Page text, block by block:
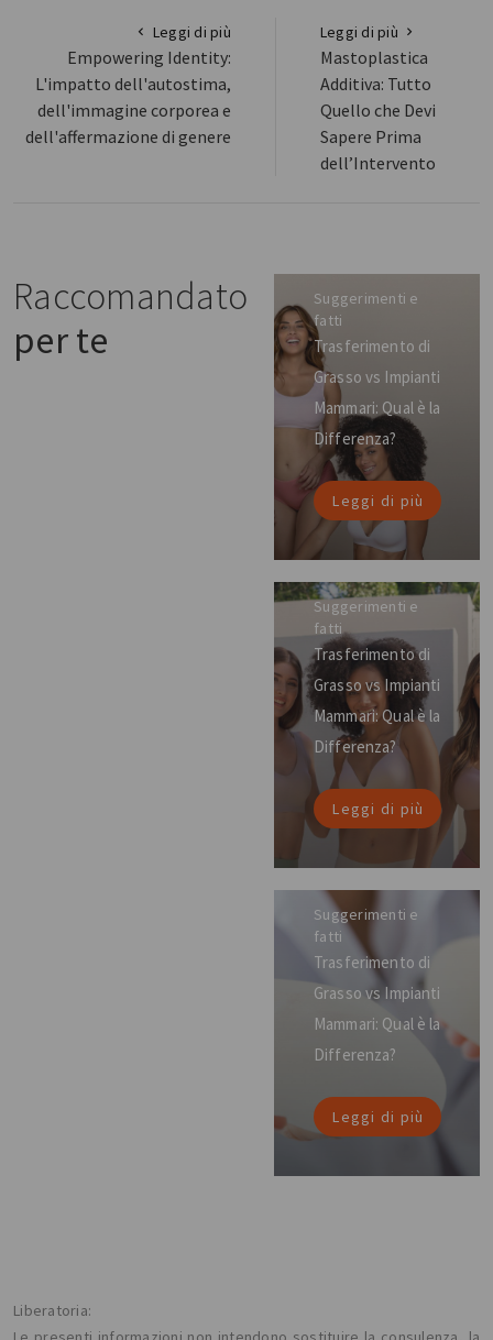
Leggi di più
Empowering Identity:
L'impatto dell'autostima,
dell'immagine corporea e
dell'affermazione di genere
Leggi di più
Mastoplastica
Additiva: Tutto
Quello che Devi
Sapere Prima
dell’Intervento
Raccomandato
per te
Suggerimenti e
fatti
Trasferimento di
Grasso vs Impianti
Mammari: Qual è la
Differenza?
Leggi di più
Suggerimenti e
fatti
Trasferimento di
Grasso vs Impianti
Mammari: Qual è la
Differenza?
Leggi di più
Suggerimenti e
fatti
Trasferimento di
Grasso vs Impianti
Mammari: Qual è la
Differenza?
Leggi di più
Liberatoria: